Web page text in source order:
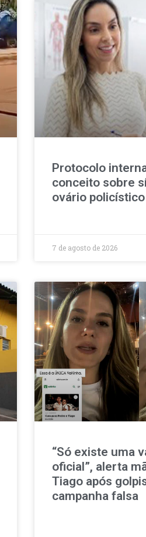
Protocolo
conceito sobre
ovário policístico
7 de agosto de 2026
“Só existe uma
oficial”, alerta
Tiago após
campanha falsa